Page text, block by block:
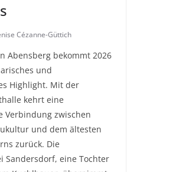
Cézanne-Güttich
Abensberg bekommt 2026
und
Highlight. Mit der
kehrt eine
Verbindung zwischen
und dem ältesten
zurück. Die
Sandersdorf, eine Tochter